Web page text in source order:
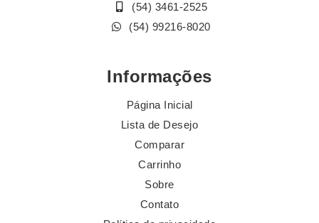
(54) 3461-2525
(54) 99216-8020
Informações
Página Inicial
Lista de Desejo
Comparar
Carrinho
Sobre
Contato